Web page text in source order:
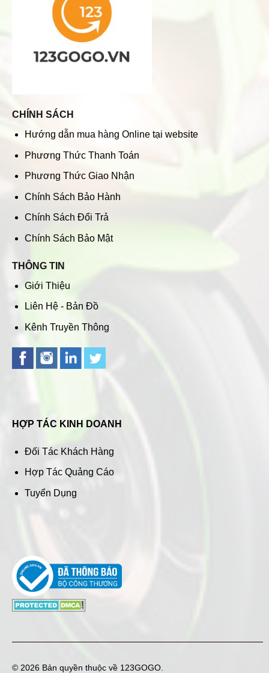
CHÍNH SÁCH
Hướng dẫn mua hàng Online tại website
Phương Thức Thanh Toán
Phương Thức Giao Nhận
Chính Sách Bảo Hành
Chính Sách Đổi Trả
Chính Sách Bảo Mật
THÔNG TIN
Giới Thiệu
Liên Hệ - Bản Đồ
Kênh Truyền Thông
HỢP TÁC KINH DOANH
Đối Tác Khách Hàng
Hợp Tác Quảng Cáo
Tuyển Dụng
© 2026 Bản quyền thuộc về 123GOGO.